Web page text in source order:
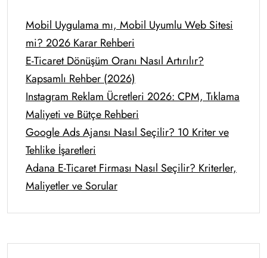
Mobil Uygulama mı, Mobil Uyumlu Web Sitesi
mi? 2026 Karar Rehberi
E-Ticaret Dönüşüm Oranı Nasıl Artırılır?
Kapsamlı Rehber (2026)
Instagram Reklam Ücretleri 2026: CPM, Tıklama
Maliyeti ve Bütçe Rehberi
Google Ads Ajansı Nasıl Seçilir? 10 Kriter ve
Tehlike İşaretleri
Adana E-Ticaret Firması Nasıl Seçilir? Kriterler,
Maliyetler ve Sorular